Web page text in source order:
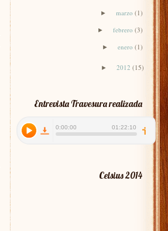
► marzo (1)
► febrero (3)
► enero (1)
► 2012 (15)
Entrevista Travesura realizada
Celsius 2014